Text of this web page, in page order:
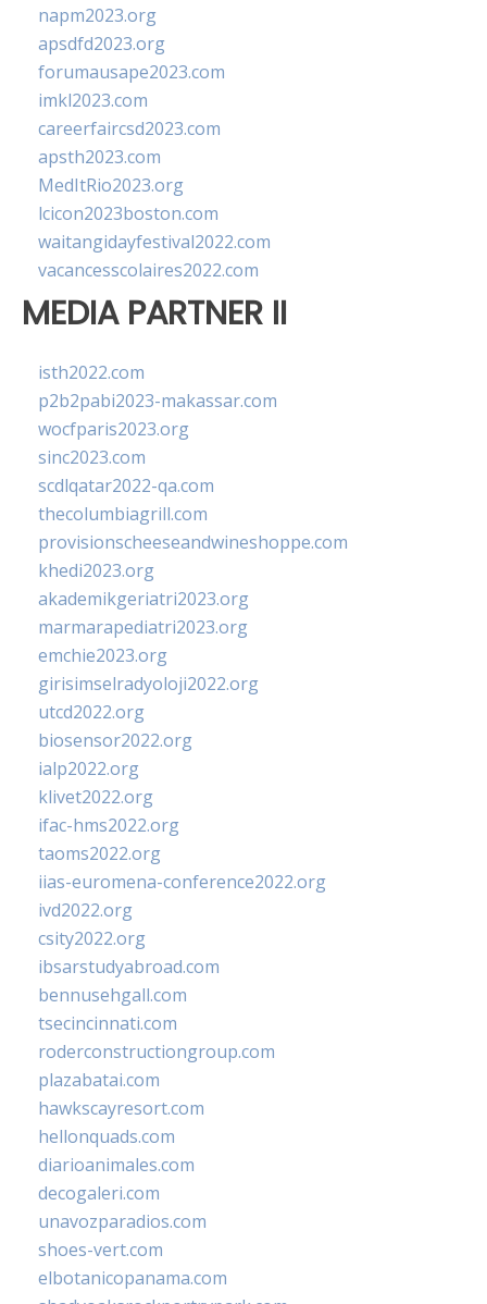
napm2023.org
apsdfd2023.org
forumausape2023.com
imkl2023.com
careerfaircsd2023.com
apsth2023.com
MedItRio2023.org
lcicon2023boston.com
waitangidayfestival2022.com
vacancesscolaires2022.com
MEDIA PARTNER II
isth2022.com
p2b2pabi2023-makassar.com
wocfparis2023.org
sinc2023.com
scdlqatar2022-qa.com
thecolumbiagrill.com
provisionscheeseandwineshoppe.com
khedi2023.org
akademikgeriatri2023.org
marmarapediatri2023.org
emchie2023.org
girisimselradyoloji2022.org
utcd2022.org
biosensor2022.org
ialp2022.org
klivet2022.org
ifac-hms2022.org
taoms2022.org
iias-euromena-conference2022.org
ivd2022.org
csity2022.org
ibsarstudyabroad.com
bennusehgall.com
tsecincinnati.com
roderconstructiongroup.com
plazabatai.com
hawkscayresort.com
hellonquads.com
diarioanimales.com
decogaleri.com
unavozparadios.com
shoes-vert.com
elbotanicopanama.com